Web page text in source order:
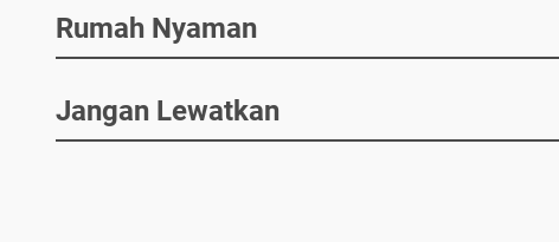
Rumah Nyaman
Jangan Lewatkan